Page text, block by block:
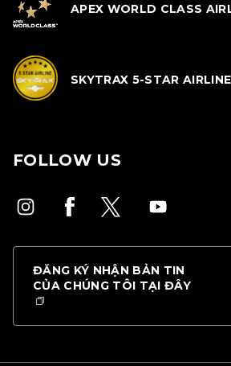
APEX WORLD CLASS
SKYTRAX 5-STAR AIRLINE
FOLLOW US
ĐĂNG KÝ NHẬN BẢN TIN
CỦA CHÚNG TÔI TẠI ĐÂY